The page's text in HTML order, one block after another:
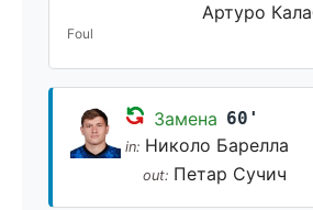
Артуро
Foul
Замена 60'
in: Николо Барелла
out: Петар Сучич